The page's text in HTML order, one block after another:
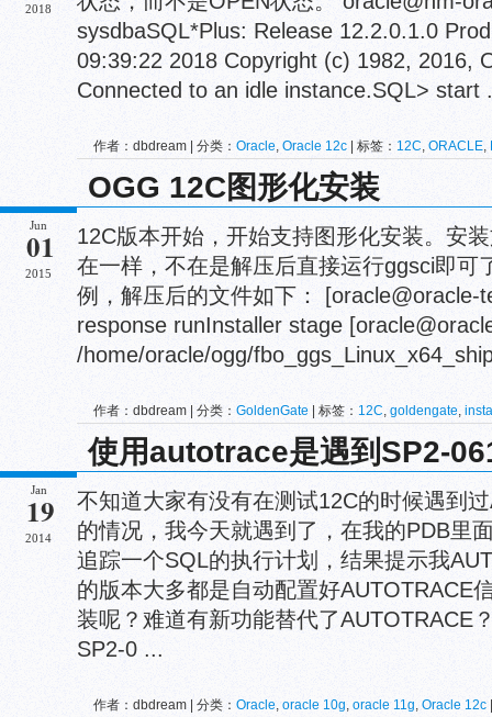
2018
sysdbaSQL*Plus: Release 12.2.0.1.0
09:39:22 2018 Copyright (c) 1982, 2016,
Connected to an idle instance.SQL> start
作者：dbdream | 分类： Oracle, Oracle 12c | 标签： 12C, ORACLE,
OGG 12C图形化安装
Jun
01
2015
12C版本开始，开始支持图形化安装。安
在一样，不在是解压后直接运行ggsci即可
例，解压后的文件如下： [oracle@oracle-
response runInstaller stage
/home/oracle/ogg/
作者：dbdream | 分类： GoldenGate | 标签： 12C, goldengate,
使用autotrace是遇到SP2-
Jan
19
2014
不知道大家有没有在测试12C的时候遇到
的情况，我今天就遇到了，在我的PDB里
追踪一个SQL的执行计划，结果提示我
的版本大多都是自动配置好AUTOTRACE
装呢？难道有新功能替代了AUTOTRACE
SP2-0 ...
作者：dbdream | 分类： Oracle, oracle 10g, oracle 11g, Oracle 12c